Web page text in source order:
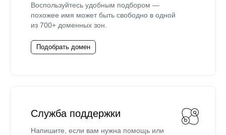
Воспользуйтесь удобным подбором —
похожее имя может быть свободно в одной
из 700+ доменных зон.
Подобрать домен
Служба поддержки
Напишите, если вам нужна помощь или